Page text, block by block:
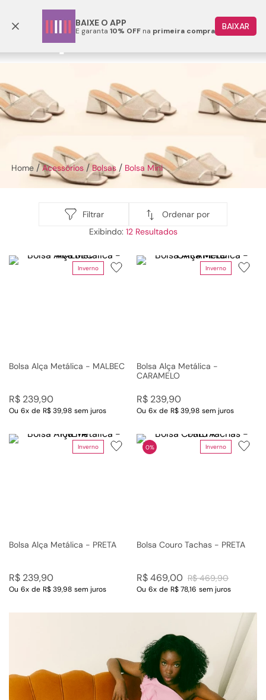
BAIXE O APP
E garanta 10% OFF na primeira compra BAIXAR
Acessórios Bolsas Bolsa Mini
Bolsa Mini
Filtrar
Ordenar por
12
Inverno
Bolsa Alça Metálica - MALBEC
R$ 239,90
Ou 6x de R$ 39,98 sem juros
Inverno
Bolsa Alça Metálica -
CARAMELO
R$ 239,90
Ou 6x de R$ 39,98 sem juros
Inverno
Bolsa Alça Metálica - PRETA
R$ 239,90
Ou 6x de R$ 39,98 sem juros
Inverno
0%
Bolsa Couro Tachas - PRETA
R$ 469,90
R$469,00
Ou 6x de R$ 78,16 sem juros
2º
tenis
3º
bota
rasteira
6º
tamanco
bolsa
10
couro